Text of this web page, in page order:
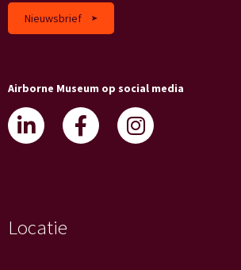
Nieuwsbrief
Airborne Museum op social media
Locatie